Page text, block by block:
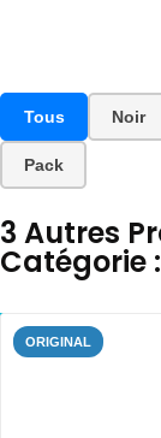
Tous Noir
Pack
3 Autres
Catégorie :
ORIGINAL